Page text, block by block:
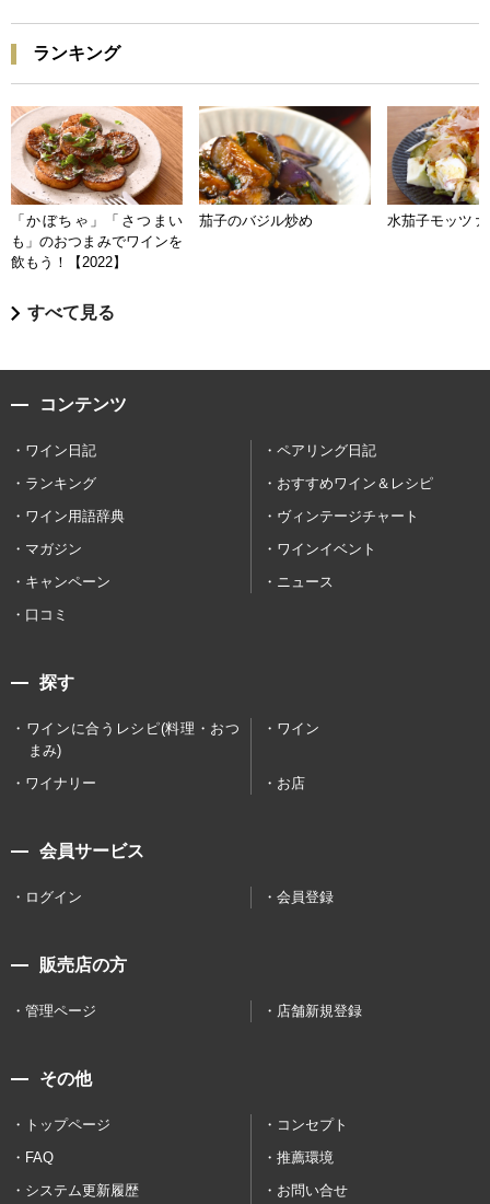
ランキング
「かぼちゃ」「さつまい
も」のおつまみでワインを
飲もう！【2022】
茄子のバジル炒め 水茄子モッツァ
すべて見る
コンテンツ
ワイン日記
ペアリング日記
ランキング
おすすめワイン＆レシピ
ワイン用語辞典
ヴィンテージチャート
マガジン
ワインイベント
キャンペーン
ニュース
口コミ
探す
ワインに合うレシピ(料理・おつ
まみ)
ワイン
ワイナリー お店
会員サービス
ログイン 会員登録
販売店の方
管理ページ 店舗新規登録
その他
トップページ
コンセプト
FAQ
推薦環境
システム更新履歴
お問い合せ